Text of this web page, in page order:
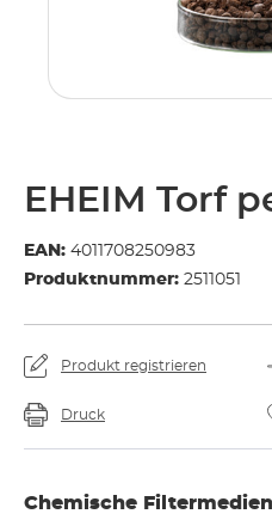
EHEIM Torf
EAN: 4011708250983
Produktnummer: 2511051
Produkt registrieren
Druck
Chemische Filtermedien